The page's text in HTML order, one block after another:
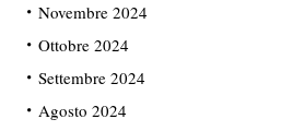
Novembre 2024
Ottobre 2024
Settembre 2024
Agosto 2024